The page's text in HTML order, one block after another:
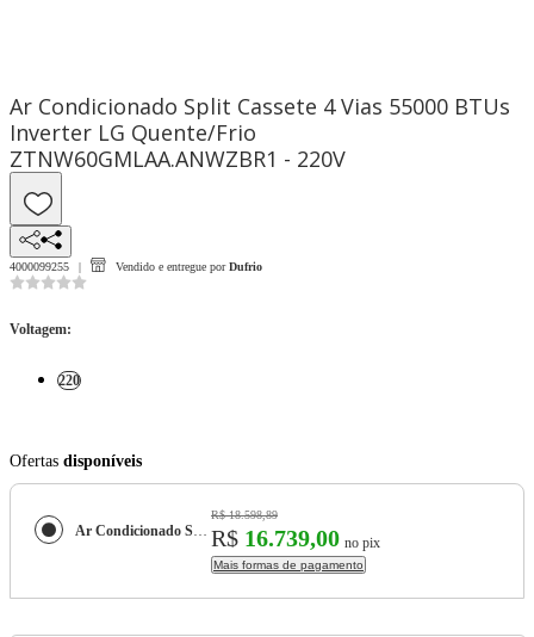
Ar Condicionado Split Cassete 4 Vias 55000 BTUs
Inverter LG Quente/Frio
ZTNW60GMLAA.ANWZBR1 - 220V
4000099255 Vendido e entregue por Dufrio
Voltagem:
220
Ofertas disponíveis
Ar Condicionado Split Cassete 4 Vias 55000 BTUs Inverter LG Quente/Frio ZTNW60GMLAA.ANWZBR1 - 220V
R$ 18.598,89
R$ 16.739,00 no pix
Mais formas de pagamento